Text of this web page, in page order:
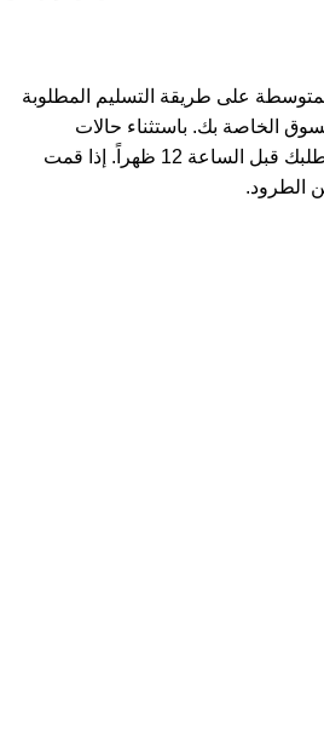
على طريقة التسليم المطلوبة
الخاصة بك. باستثناء حالات
استثنائية، يتم شحن المنتجات في نفس اليوم إذا قمت بتقديم طلبك قبل الساعة 12 ظهراً. إذا قمت
الطرود.